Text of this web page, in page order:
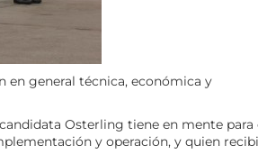
en general técnica, económica y
Osterling tiene en mente para
y operación, y quien